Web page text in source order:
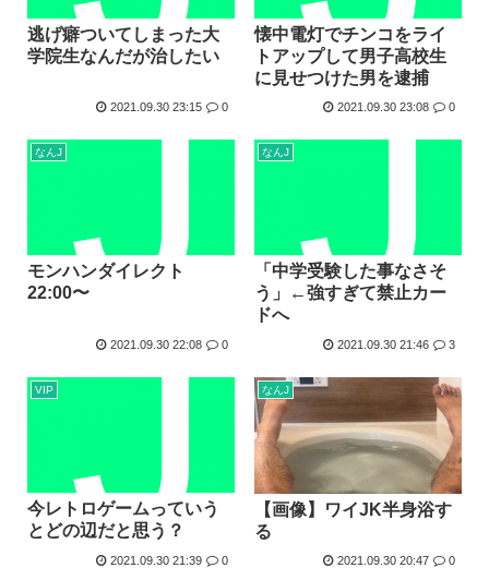
高市早苗、また怪しい経歴が出てくるwww
子供にはロボットアニメ以外禁止にするわ
【画像】キオクシア声優・羊宮妃那ちゃん今日も信用できるw...
韓国人「最近の日本アニメ業界の勢力図を変えたと言われる作...
AI扱いされた絵師、筆を折る
逃げ癖ついてしまった大
学院生なんだが治したい
2021.09.30 23:15 0
懐中電灯でチンコをライ
トアップして男子高校生
に見せつけた男を逮捕
2021.09.30 23:08 0
なんJ
モンハンダイレクト
22:00〜
2021.09.30 22:08 0
なんJ
「中学受験した事なさそ
う」←強すぎて禁止カー
ドへ
2021.09.30 21:46 3
VIP
今レトロゲームっていう
とどの辺だと思う？
2021.09.30 21:39 0
なんJ
【画像】ワイJK半身浴す
る
2021.09.30 20:47 0